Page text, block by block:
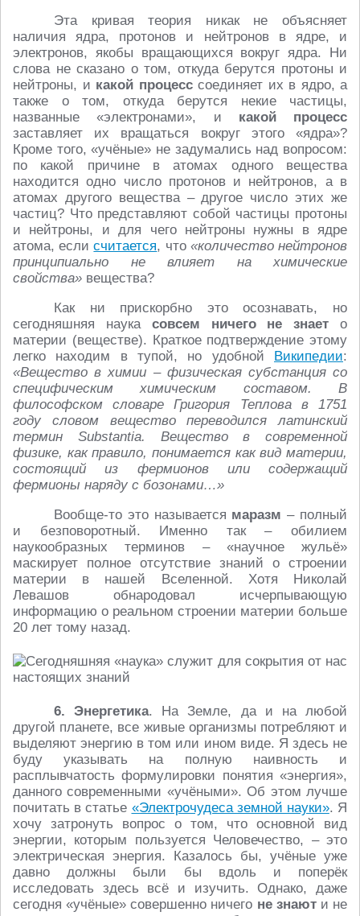
Эта кривая теория никак не объясняет
наличия ядра, протонов и нейтронов в ядре, и
электронов, якобы вращающихся вокруг ядра. Ни
слова не сказано о том, откуда берутся протоны и
нейтроны, и какой процесссоединяет их в ядро, а
также о том, откуда берутся некие частицы,
названные «электронами», и какой процесс
заставляет их вращаться вокруг этого «ядра»?
Кроме того, «учёные» не задумались над вопросом:
по какой причине в атомах одного вещества
находится одно число протонов и нейтронов, а в
атомах другого вещества – другое число этих же
частиц? Что представляют собой частицы протоны
и нейтроны, и для чего нейтроны нужны в ядре
атома, еслисчитается, что «количество нейтронов
принципиально не влияет на химические
свойства» вещества?
Как ни прискорбно это осознавать, но
сегодняшняя наука совсем ничего не знает о
материи (веществе). Краткое подтверждение этому
легко находим в тупой, но удобной
Википедии:
«Вещество в химии – физическая субстанция со
специфическим химическим составом. В
философском словаре Григория Теплова в 1751
году словом вещество переводился латинский
термин Substantia. Вещество в современной
физике, как правило, понимается как вид материи,
состоящий из фермионов или содержащий
фермионы наряду с бозонами…»
Вообще-то это называется маразм – полный
и безповоротный. Именно так – обилием
наукообразных терминов – «научное жульё»
маскирует полное отсутствие знаний о строении
материи в нашей Вселенной. Хотя Николай
Левашов обнародовал исчерпывающую
информацию о реальном строении материи больше
20 лет тому назад.
6. Энергетика. На Земле, да и на любой
другой планете, все живые организмы потребляют и
выделяют энергию в том или ином виде. Я здесь не
буду указывать на полную наивность и
расплывчатость формулировки понятия «энергия»,
данного современными «учёными». Об этом лучше
почитать в статье «Электрочудеса земной науки». Я
хочу затронуть вопрос о том, что основной вид
энергии, которым пользуется Человечество, – это
электрическая энергия. Казалось бы, учёные уже
давно должны были бы вдоль и поперёк
исследовать здесь всё и изучить. Однако, даже
сегодня «учёные» совершенно ничего не знаюти не